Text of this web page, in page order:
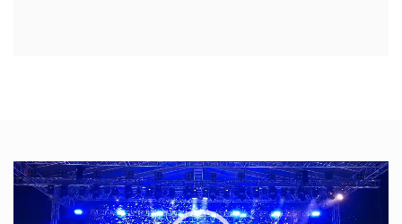
Video
Player